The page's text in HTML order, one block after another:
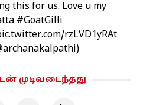
this for us. Love u my
#GoatGilli
rzLVD1yRAt
முடிவடைந்தது